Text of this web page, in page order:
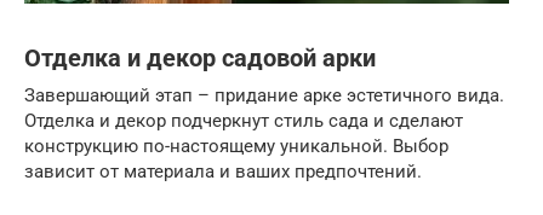
Отделка и декор садовой арки
Завершающий этап – придание арке эстетичного вида.
Отделка и декор подчеркнут стиль сада и сделают
конструкцию по-настоящему уникальной. Выбор
зависит от материала и ваших предпочтений.